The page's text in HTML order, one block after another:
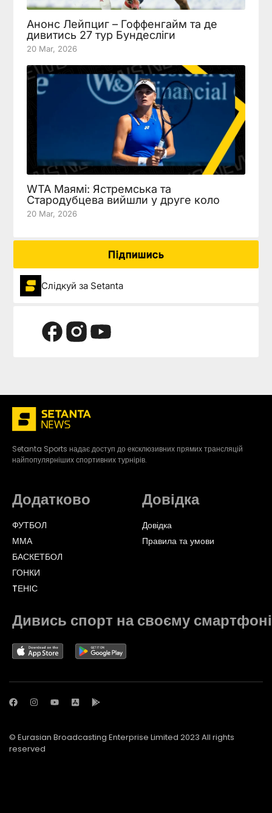
Анонс Лейпциг – Гоффенгайм та де
дивитись 27 тур Бундесліги
20 Mar, 2026
WTA Маямі: Ястремська та
Стародубцева вийшли у друге коло
20 Mar, 2026
Підпишись
Слідкуй за Setanta
Setanta Sports надає доступ до ексклюзивних прямих трансляцій
найпопулярніших спортивних турнірів.
Додатково
ФУТБОЛ
ММА
БАСКЕТБОЛ
ГОНКИ
TЕНІС
Довідка
Довідка
Правила та умови
Дивись спорт на своєму смартфоні
© Eurasian Broadcasting Enterprise Limited 2023 All rights
reserved